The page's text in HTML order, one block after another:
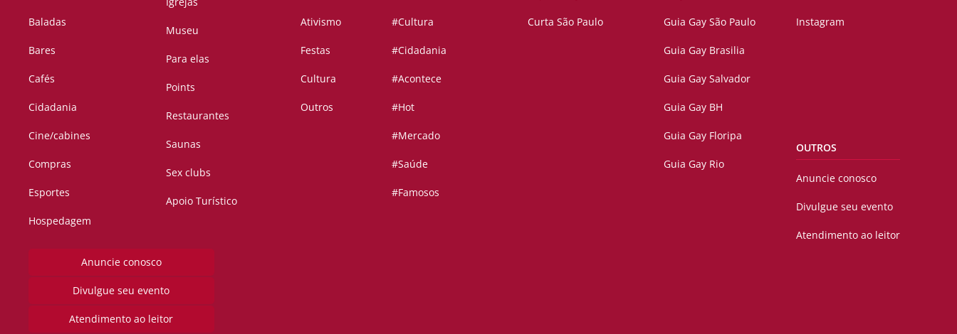
Baladas
Bares
Cafés
Cidadania
Cine/cabines
Compras
Esportes
Hospedagem
Museu
Para elas
Points
Restaurantes
Saunas
Sex clubs
Apoio Turístico
Anuncie conosco
Divulgue seu evento
Atendimento ao leitor
Ativismo
Festas
Cultura
Outros
#Cultura
#Cidadania
#Acontece
#Hot
#Mercado
#Saúde
#Famosos
Curta São Paulo Guia Gay São Paulo
Guia Gay Brasilia
Guia Gay Salvador
Guia Gay BH
Guia Gay Floripa
Guia Gay Rio
Instagram
OUTROS
Anuncie conosco
Divulgue seu evento
Atendimento ao leitor